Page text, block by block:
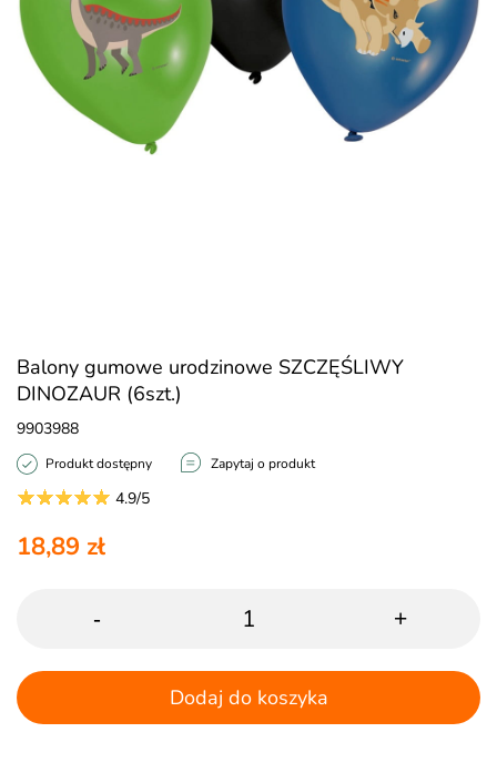
Balony gumowe urodzinowe SZCZĘŚLIWY
DINOZAUR (6szt.)
9903988
Produkt dostępny Zapytaj o produkt
4.9/5
18,89 zł
- +
Dodaj do koszyka